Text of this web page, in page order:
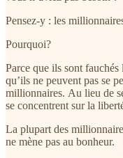
Pensez-y : les
Pourquoi?
Parce que ils sont
qu’ils ne peuvent pas se
millionnaires. Au lieu de
se concentrent sur la
La plupart des
ne mène pas au bonheur.